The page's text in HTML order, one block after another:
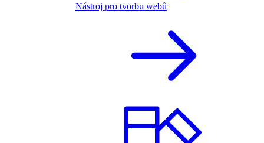
Nástroj pro tvorbu webů